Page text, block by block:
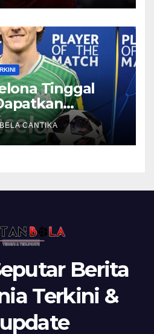
Tinggal
BELA CANTIKA
Berita
Terkini &